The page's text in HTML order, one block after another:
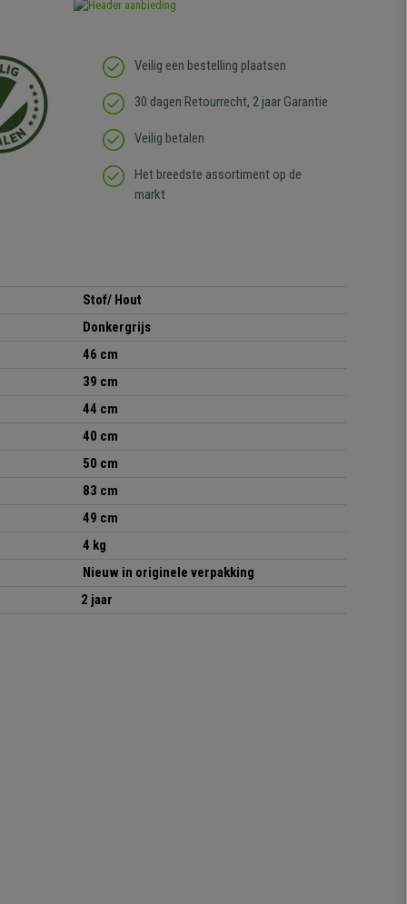
Veilig een bestelling plaatsen
30 dagen Retourrecht, 2 jaar Garantie
Veilig betalen
Het breedste assortiment op de
markt
Stof/ Hout
Donkergrijs
46 cm
39 cm
44 cm
40 cm
50 cm
83 cm
49 cm
4 kg
Nieuw in originele verpakking
2 jaar